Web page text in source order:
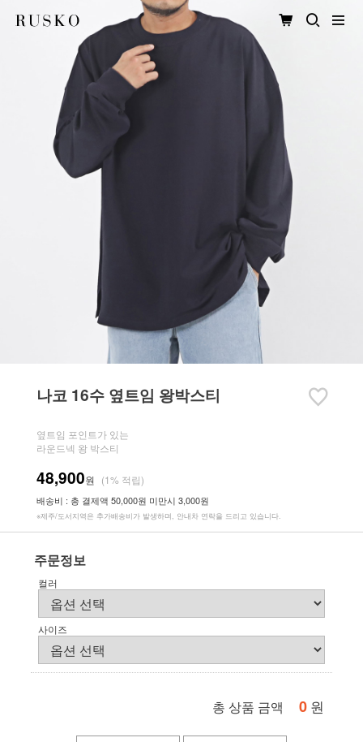
나코 16수 옆트임 왕박스티
옆트임 포인트가 있는
라운드넥 왕 박스티
48,900원 (1% 적립)
배송비 : 총 결제액 50,000원 미만시 3,000원
※제주/도서지역은 추가배송비가 발생하며, 안내차 연락을 드리고 있습니다.
주문정보
컬러
사이즈
총 상품 금액 0 원